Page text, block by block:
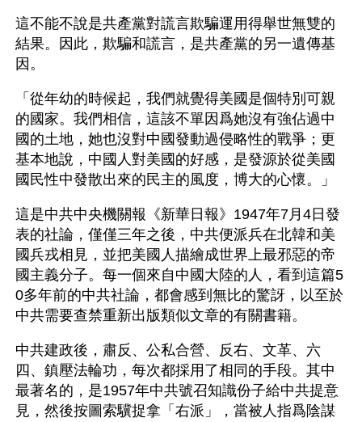
這不能不說是共產黨對謊言欺騙運用得舉世無雙的
結果。因此，欺騙和謊言，是共產黨的另一遺傳基
因。
「從年幼的時候起，我們就覺得美國是個特別可親
的國家。我們相信，這該不單因爲她沒有強佔過中
國的土地，她也沒對中國發動過侵略性的戰爭；更
基本地說，中國人對美國的好感，是發源於從美國
國民性中發散出來的民主的風度，博大的心懷。」
這是中共中央機關報《新華日報》1947年7月4日發
表的社論，僅僅三年之後，中共便派兵在北韓和美
國兵戎相見，並把美國人描繪成世界上最邪惡的帝
國主義分子。每一個來自中國大陸的人，看到這篇5
0多年前的中共社論，都會感到無比的驚訝，以至於
中共需要查禁重新出版類似文章的有關書籍。
中共建政後，肅反、公私合營、反右、文革、六
四、鎮壓法輪功，每次都採用了相同的手段。其中
最著名的，是1957年中共號召知識份子給中共提意
見，然後按圖索驥捉拿「右派」，當被人指爲陰謀